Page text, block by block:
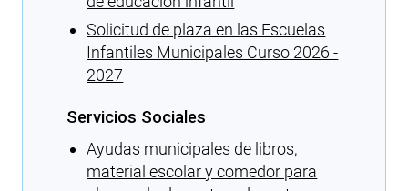
Solicitud de plaza en las Escuelas
Infantiles Municipales Curso 2026 -
2027
Servicios Sociales
Ayudas municipales de libros,
material escolar y comedor para